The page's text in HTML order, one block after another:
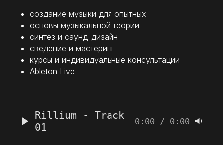
cоздание музыки для опытных
основы музыкальной теории
синтез и саунд-дизайн
сведение и мастеринг
курсы и индивидуальные консультации
Ableton Live